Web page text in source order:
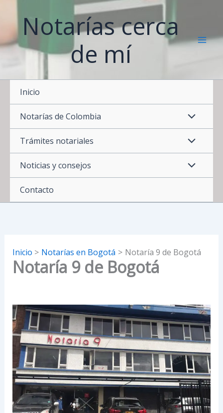
contenidoNotarías cerca
de mí
Inicio
Notarías de Colombia
Trámites notariales
Noticias y consejos
Contacto
Inicio Notarías en Bogotá Notaría 9 de Bogotá
Notaría 9 de Bogotá